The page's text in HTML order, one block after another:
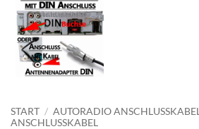
START / AUTORADIO ANSCHLUSSKABEL
ANSCHLUSSKABEL